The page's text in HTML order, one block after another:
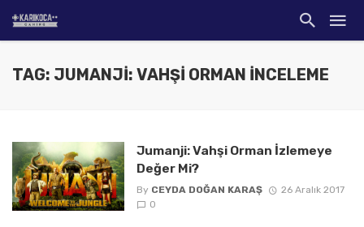
TAG: JUMANJI: VAHŞI ORMAN INCELEME
Jumanji: Vahşi Orman İzlemeye
Değer Mi?
By CEYDA DOĞAN KARAŞ
26 Aralık 2017
0